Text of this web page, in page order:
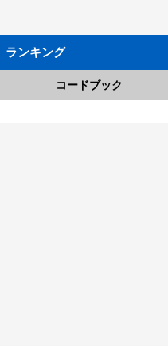
ランキング
コードブック